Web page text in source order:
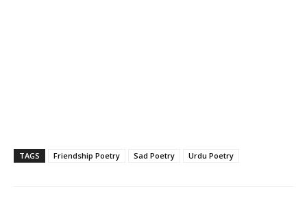
TAGS Friendship Poetry Sad Poetry Urdu Poetry